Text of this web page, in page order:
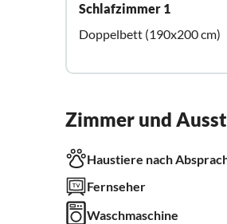
Schlafzimmer 1
Doppelbett (190x200 cm)
Zimmer und
Haustiere nach
Fernseher
Waschmaschine